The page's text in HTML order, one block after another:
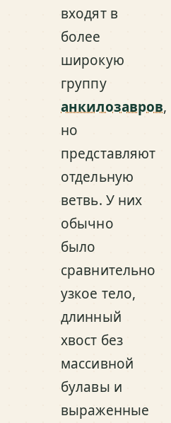
входят в
более
широкую
группу
анкилозавров,
но
представляют
отдельную
ветвь. У них
обычно
было
сравнительно
узкое тело,
длинный
хвост без
массивной
булавы и
выраженные